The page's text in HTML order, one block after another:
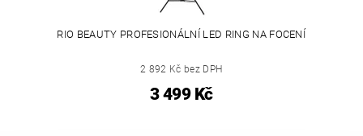
RIO BEAUTY PROFESIONÁLNÍ LED RING NA FOCENÍ
2 892 Kč bez DPH
3 499 Kč